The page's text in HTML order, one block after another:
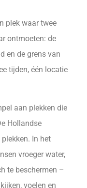
plek waar twee
ontmoeten: de
en de grens van
tijden, één locatie
aan plekken die
Hollandse
In het
vroeger water,
te beschermen –
voelen en